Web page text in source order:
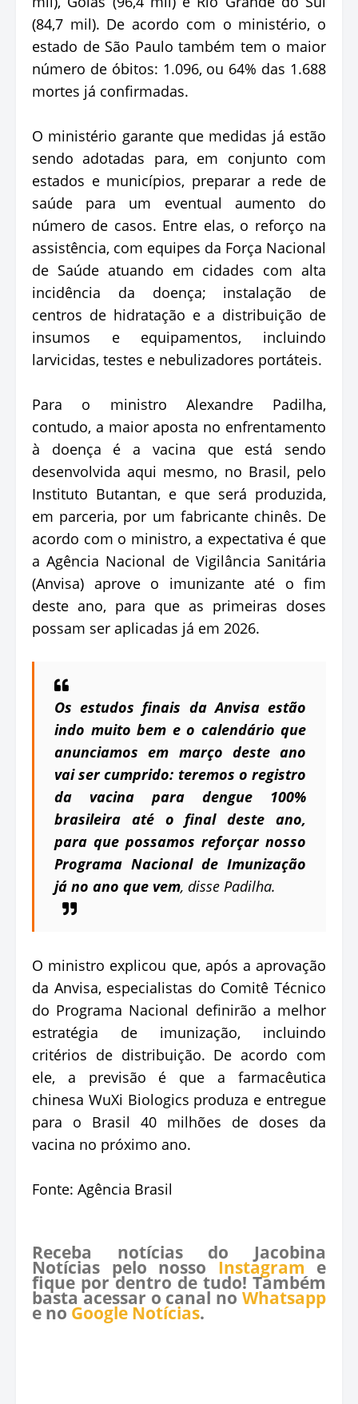
(84,7 mil). De acordo com o ministério, o
estado de São Paulo também tem o maior
número de óbitos: 1.096, ou 64% das 1.688
mortes já confirmadas.
O ministério garante que medidas já estão
sendo adotadas para, em conjunto com
estados e municípios, preparar a rede de
saúde para um eventual aumento do
número de casos. Entre elas, o reforço na
assistência, com equipes da Força Nacional
de Saúde atuando em cidades com alta
incidência da doença; instalação de
centros de hidratação e a distribuição de
insumos e equipamentos, incluindo
larvicidas, testes e nebulizadores portáteis.
Para o ministro Alexandre Padilha,
contudo, a maior aposta no enfrentamento
à doença é a vacina que está sendo
desenvolvida aqui mesmo, no Brasil, pelo
Instituto Butantan, e que será produzida,
em parceria, por um fabricante chinês. De
acordo com o ministro, a expectativa é que
a Agência Nacional de Vigilância Sanitária
(Anvisa) aprove o imunizante até o fim
deste ano, para que as primeiras doses
possam ser aplicadas já em 2026.
Os estudos finais da Anvisa estão
indo muito bem e o calendário que
anunciamos em março deste ano
vai ser cumprido: teremos o registro
da vacina para dengue 100%
brasileira até o final deste ano,
para que possamos reforçar nosso
Programa Nacional de Imunização
já no ano que vem, disse Padilha.
O ministro explicou que, após a aprovação
da Anvisa, especialistas do Comitê Técnico
do Programa Nacional definirão a melhor
estratégia de imunização, incluindo
critérios de distribuição. De acordo com
ele, a previsão é que a farmacêutica
chinesa WuXi Biologics produza e entregue
para o Brasil 40 milhões de doses da
vacina no próximo ano.
Fonte: Agência Brasil
Receba notícias do Jacobina
Notícias pelo nosso Instagram e
fique por dentro de tudo! Também
basta acessar o canal no Whatsapp
e no Google Notícias.